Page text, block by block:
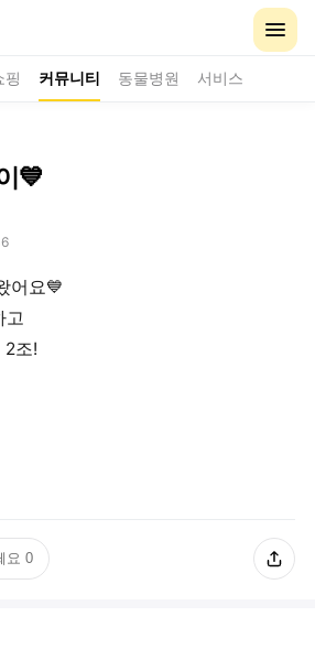
핑 커뮤니티 동물병원 서비스
💙
어요💙
고
2조!
요 0